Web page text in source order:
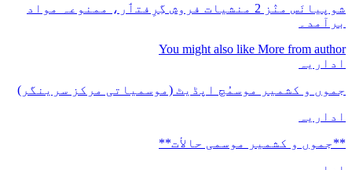
شوپیانَس منٛز 2 منشیات فروش گِرِفتٲر، ممنوعہ مواد
برآمد۔
You might also like More from author
اداریہ
جموں و کشمیر موسمُچ اپڈیٹ (موسمیاتی مرکز سرینگر)
اداریہ
**جموں و كشمیر موسمی حالأت**